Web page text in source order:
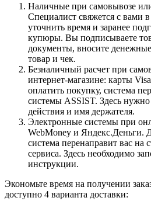
Наличные при самовывозе
Специалист свяжется с вами
уточнить время и заранее
купюры. Вы подписываете
документы, вносите денежные
товар и чек.
Безналичный расчет при
интернет-магазине: карты
оплатить покупку, система
системы ASSIST. Здесь
действия и имя держателя.
Электронные системы при
WebMoney и Яндекс.Деньги.
система перенаправит вас на
сервиса. Здесь необходимо
инструкции.
Экономьте время на получении
доступно 4 варианта доставки: